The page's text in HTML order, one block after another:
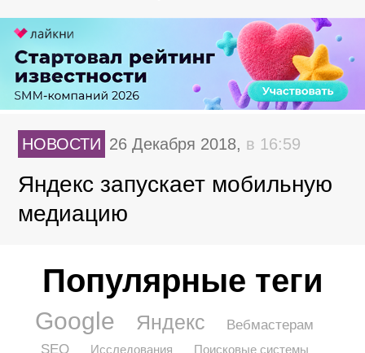
НОВОСТИ 26 Декабря 2018, в 16:59
Яндекс запускает мобильную
медиацию
Популярные теги
Google Яндекс
Вебмастерам
SEO
Исследования Поисковые системы